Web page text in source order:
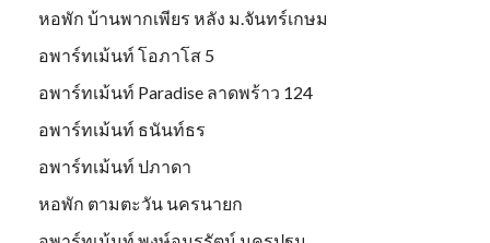
หอพัก บ้านพากเพียร หลัง ม.จันทร์เกษม
อพาร์ทเม้นท์ โอภาโส 5
อพาร์ทเม้นท์ Paradise ลาดพร้าว 124
อพาร์ทเม้นท์ ธนันท์ธร
อพาร์ทเม้นท์ ปภาดา
หอพัก ตามตะวัน นครนายก